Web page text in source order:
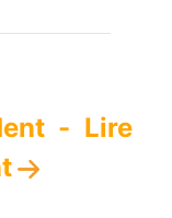
- Lire